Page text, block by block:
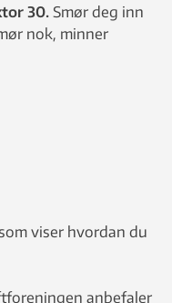
30. Smør deg inn
nok, minner
viser hvordan du
anbefaler